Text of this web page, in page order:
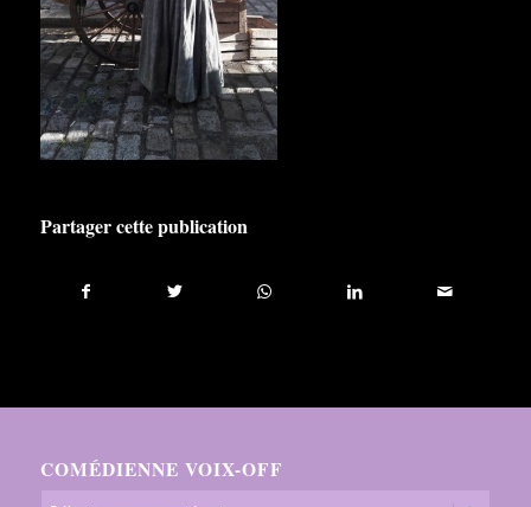
Partager cette publication
COMÉDIENNE VOIX-OFF